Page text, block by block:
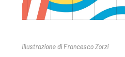
illustrazione di Francesco Zorzi